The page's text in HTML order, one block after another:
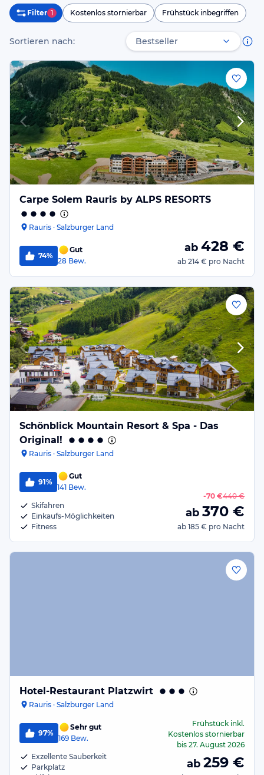
Filter 1 Kostenlos stornierbar Frühstück inbegriffen
Sortieren nach:
Carpe Solem Rauris by ALPS RESORTS
Rauris · Salzburger Land
74%
Gut
28 Bew.
ab 428 €
ab 214 € pro Nacht
Schönblick Mountain Resort & Spa - Das
Original!
Rauris · Salzburger Land
91%
Gut
141 Bew.
Skifahren
Einkaufs-Möglichkeiten
Fitness
-70 €440 €
ab 370 €
ab 185 € pro Nacht
Hotel-Restaurant Platzwirt
Rauris · Salzburger Land
97%
Sehr gut
169 Bew.
Exzellente Sauberkeit
Parkplatz
Frühstück inkl.
Kostenlos stornierbar
bis 27. August 2026
ab 259 €